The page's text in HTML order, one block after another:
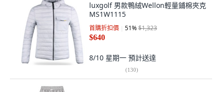
luxgolf 男款鴨絨Wellon輕量鋪棉夾克
MS1W1115
首購折扣價 51%$1,323
$640
8/10 星期一 預計送達
(130)